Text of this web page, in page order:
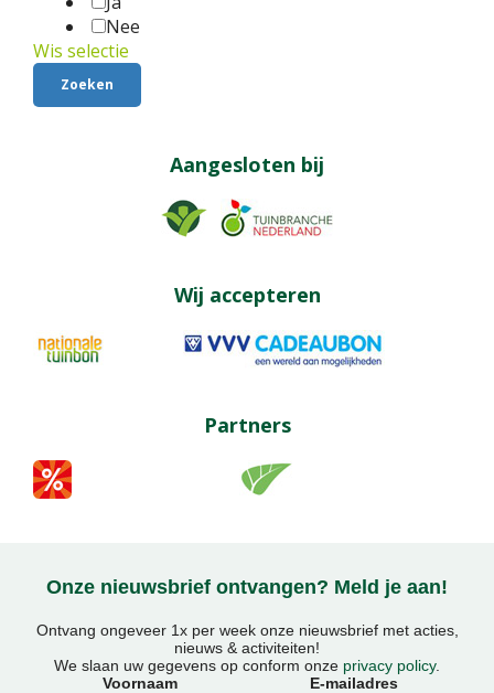
Nee
Wis selectie
Aangesloten bij
Wij accepteren
Partners
Onze nieuwsbrief ontvangen? Meld je aan!
Ontvang ongeveer 1x per week onze nieuwsbrief met acties,
nieuws & activiteiten!
We slaan uw gegevens op conform onze privacy policy.
Voornaam
E-mailadres